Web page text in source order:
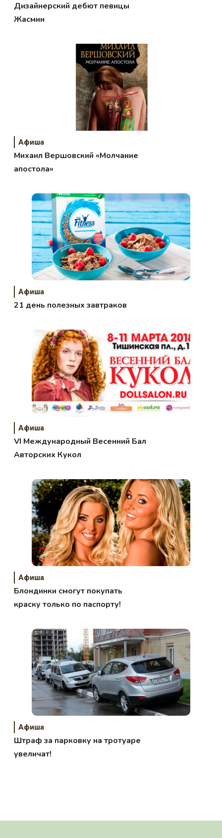
Дизайнерский дебют певицы
Жасмин
Афиша
Михаил Вершовский «Молчание
апостола»
Афиша
21 день полезных завтраков
Афиша
VI Международный Весенний Бал
Авторских Кукол
Афиша
Блондинки смогут покупать
краску только по паспорту!
Афиша
Штраф за парковку на тротуаре
увеличат!